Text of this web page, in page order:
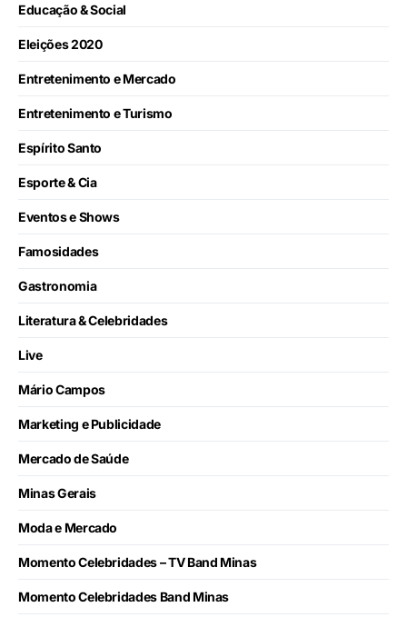
Educação & Social
Eleições 2020
Entretenimento e Mercado
Entretenimento e Turismo
Espírito Santo
Esporte & Cia
Eventos e Shows
Famosidades
Gastronomia
Literatura & Celebridades
Live
Mário Campos
Marketing e Publicidade
Mercado de Saúde
Minas Gerais
Moda e Mercado
Momento Celebridades – TV Band Minas
Momento Celebridades Band Minas